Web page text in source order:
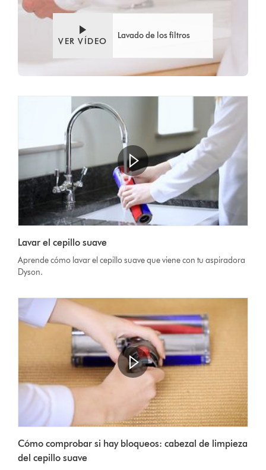
VER VÍDEO
Lavado de los filtros
Transcript
transcripción
vídeo
Lavar el cepillo suave
Aprende cómo lavar el cepillo suave que viene con tu aspiradora
Dyson.
Transcript
transcripción
de
vídeo
Cómo comprobar si hay bloqueos: cabezal de limpieza
del cepillo suave